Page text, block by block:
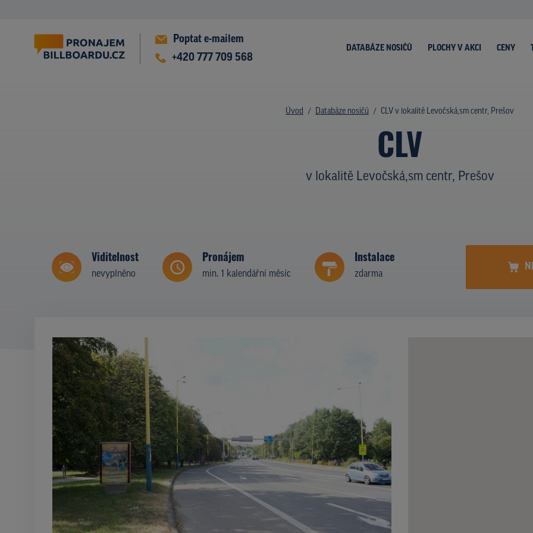
Poptat e-mailem
+420 777 709 568
DATABÁZE NOSIČŮ PLOCHY V AKCI CENY
Úvod Databáze nosičů CLV v lokalitě Levočská,sm centr, Prešov
CLV
v lokalitě Levočská,sm centr, Prešov
Viditelnost
nevyplněno
Pronájem
min. 1 kalendářní měsíc
Instalace
zdarma